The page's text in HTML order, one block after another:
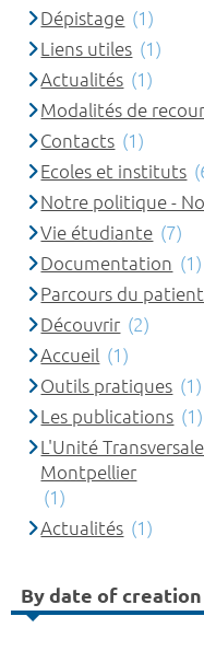
Dépistage (1)
Liens utiles (1)
Actualités (1)
Modalités de
Contacts (1)
Ecoles et instituts
Notre politique -
Vie étudiante (7)
Documentation (1)
Parcours du patient
Découvrir (2)
Accueil (1)
Outils pratiques (1)
Les publications (1)
L'Unité
Montpellier
(1)
Actualités (1)
By date of creation